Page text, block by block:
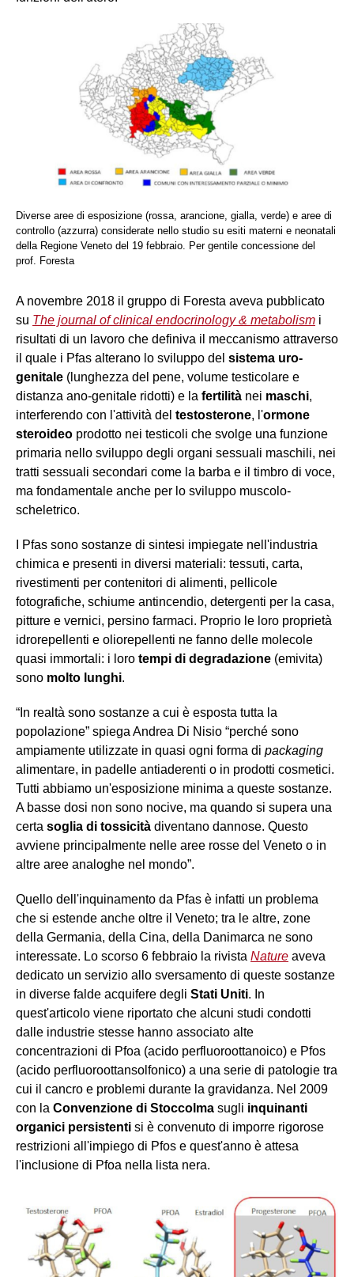
Diverse aree di esposizione (rossa, arancione, gialla, verde) e aree di
controllo (azzurra) considerate nello studio su esiti materni e neonatali
della Regione Veneto del 19 febbraio. Per gentile concessione del
prof. Foresta
A novembre 2018 il gruppo di Foresta aveva pubblicato
su The journal of clinical endocrinology & metabolism i
risultati di un lavoro che definiva il meccanismo attraverso
il quale i Pfas alterano lo sviluppo del sistema uro-
genitale (lunghezza del pene, volume testicolare e
distanza ano-genitale ridotti) e la fertilità nei maschi,
interferendo con l'attività del testosterone, l'ormone
steroideo prodotto nei testicoli che svolge una funzione
primaria nello sviluppo degli organi sessuali maschili, nei
tratti sessuali secondari come la barba e il timbro di voce,
ma fondamentale anche per lo sviluppo muscolo-
scheletrico.
I Pfas sono sostanze di sintesi impiegate nell'industria
chimica e presenti in diversi materiali: tessuti, carta,
rivestimenti per contenitori di alimenti, pellicole
fotografiche, schiume antincendio, detergenti per la casa,
pitture e vernici, persino farmaci. Proprio le loro proprietà
idrorepellenti e oliorepellenti ne fanno delle molecole
quasi immortali: i loro tempi di degradazione (emivita)
sono molto lunghi.
“ In realtà sono sostanze a cui è esposta tutta la
popolazione” spiega Andrea Di Nisio “perché sono
ampiamente utilizzate in quasi ogni forma di packaging
alimentare, in padelle antiaderenti o in prodotti cosmetici.
Tutti abbiamo un'esposizione minima a queste sostanze.
A basse dosi non sono nocive, ma quando si supera una
certa soglia di tossicità diventano dannose. Questo
avviene principalmente nelle aree rosse del Veneto o in
altre aree analoghe nel mondo”.
Quello dell'inquinamento da Pfas è infatti un problema
che si estende anche oltre il Veneto; tra le altre, zone
della Germania, della Cina, della Danimarca ne sono
interessate. Lo scorso 6 febbraio la rivista Nature aveva
dedicato un servizio allo sversamento di queste sostanze
in diverse falde acquifere degli Stati Uniti. In
quest'articolo viene riportato che alcuni studi condotti
dalle industrie stesse hanno associato alte
concentrazioni di Pfoa (acido perfluoroottanoico) e Pfos
(acido perfluoroottansolfonico) a una serie di patologie tra
cui il cancro e problemi durante la gravidanza. Nel 2009
con la Convenzione di Stoccolma sugli inquinanti
organici persistenti si è convenuto di imporre rigorose
restrizioni all'impiego di Pfos e quest'anno è attesa
l'inclusione di Pfoa nella lista nera.